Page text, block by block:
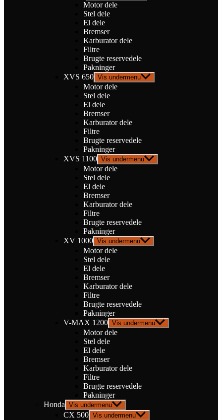
Motor dele
Stel dele
El dele
Bremser
Karburator dele
Filtre
Brugte reservedele
Pakninger
XVS 650 Vis undermenu
Motor dele
Stel dele
El dele
Bremser
Karburator dele
Filtre
Brugte reservedele
Pakninger
XVS 1100 Vis undermenu
Motor dele
Stel dele
El dele
Bremser
Karburator dele
Filtre
Brugte reservedele
Pakninger
XV 1000 Vis undermenu
Motor dele
Stel dele
El dele
Bremser
Karburator dele
Filtre
Brugte reservedele
Pakninger
V-MAX 1200 Vis undermenu
Motor dele
Stel dele
El dele
Bremser
Karburator dele
Filtre
Brugte reservedele
Pakninger
Honda Vis undermenu
CX 500 Vis undermenu